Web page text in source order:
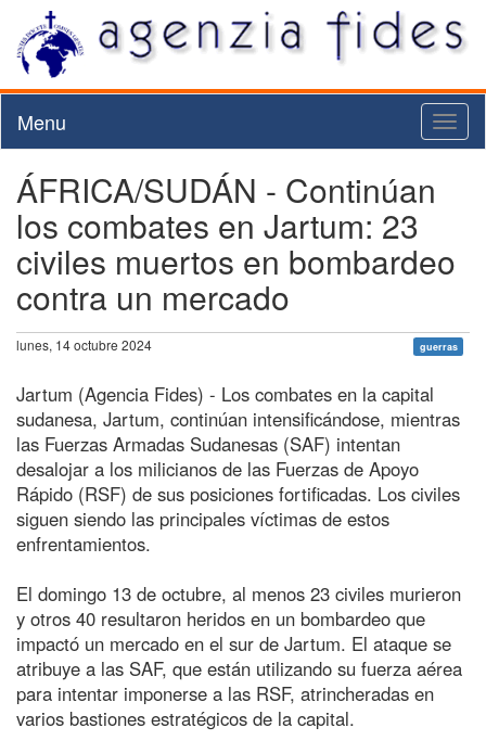
Menu
ÁFRICA/SUDÁN - Continúan
los combates en Jartum: 23
civiles muertos en bombardeo
contra un mercado
lunes, 14 octubre 2024 guerras
Jartum (Agencia Fides) - Los combates en la capital
sudanesa, Jartum, continúan intensificándose, mientras
las Fuerzas Armadas Sudanesas (SAF) intentan
desalojar a los milicianos de las Fuerzas de Apoyo
Rápido (RSF) de sus posiciones fortificadas. Los civiles
siguen siendo las principales víctimas de estos
enfrentamientos.
El domingo 13 de octubre, al menos 23 civiles murieron
y otros 40 resultaron heridos en un bombardeo que
impactó un mercado en el sur de Jartum. El ataque se
atribuye a las SAF, que están utilizando su fuerza aérea
para intentar imponerse a las RSF, atrincheradas en
varios bastiones estratégicos de la capital.